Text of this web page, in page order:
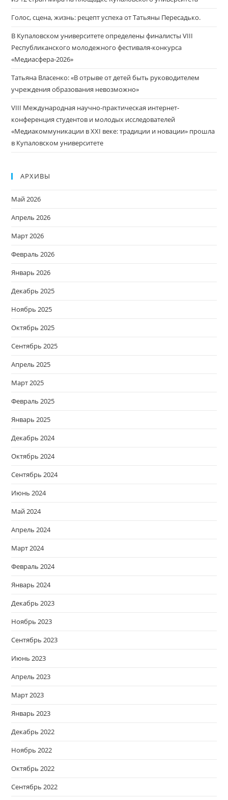
Голос, сцена, жизнь: рецепт успеха от Татьяны Пересадько.
В Купаловском университете определены финалисты VIII
Республиканского молодежного фестиваля-конкурса
«Медиасфера-2026»
Татьяна Власенко: «В отрыве от детей быть руководителем
учреждения образования невозможно»
VIII Международная научно-практическая интернет-
конференция студентов и молодых исследователей
«Медиакоммуникации в XXI веке: традиции и новации» прошла
в Купаловском университете
АРХИВЫ
Май 2026
Апрель 2026
Март 2026
Февраль 2026
Январь 2026
Декабрь 2025
Ноябрь 2025
Октябрь 2025
Сентябрь 2025
Апрель 2025
Март 2025
Февраль 2025
Январь 2025
Декабрь 2024
Октябрь 2024
Сентябрь 2024
Июнь 2024
Май 2024
Апрель 2024
Март 2024
Февраль 2024
Январь 2024
Декабрь 2023
Ноябрь 2023
Сентябрь 2023
Июнь 2023
Апрель 2023
Март 2023
Январь 2023
Декабрь 2022
Ноябрь 2022
Октябрь 2022
Сентябрь 2022